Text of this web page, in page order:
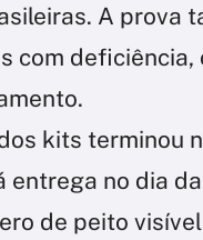
A prova
com
kits terminou
entrega no dia
de peito